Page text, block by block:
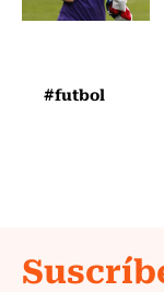
#futbol